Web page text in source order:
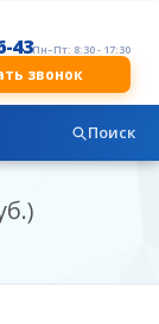
43Пн–Пт: 8:30 - 17:30
звонок
Поиск